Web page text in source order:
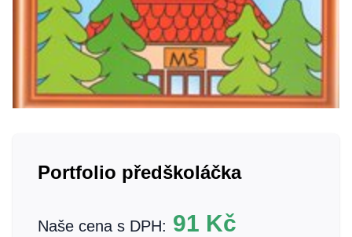
Portfolio předškoláčka
Naše cena s DPH: 91 Kč